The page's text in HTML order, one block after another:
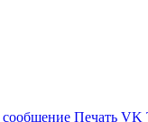
Печать VK